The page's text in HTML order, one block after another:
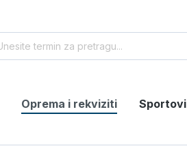
Oprema i rekviziti Sportovi